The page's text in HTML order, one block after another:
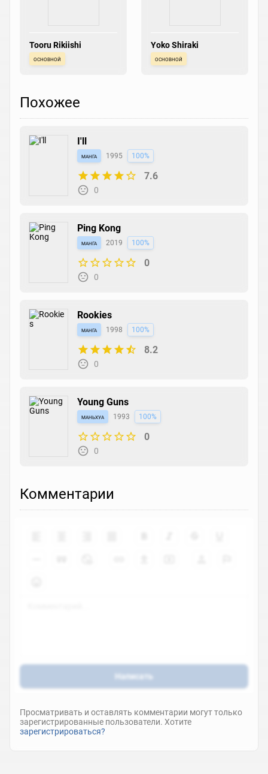
Tooru Rikiishi
основной
Yoko Shiraki
основной
Похожее
I'll
манга 1995 100%
7.6
0
Ping Kong
манга 2019 100%
0
0
Rookies
манга 1998 100%
8.2
0
Young Guns
маньхуа 1993 100%
0
0
Комментарии
Написать
Просматривать и оставлять комментарии могут только
зарегистрированные пользователи. Хотите
зарегистрироваться?